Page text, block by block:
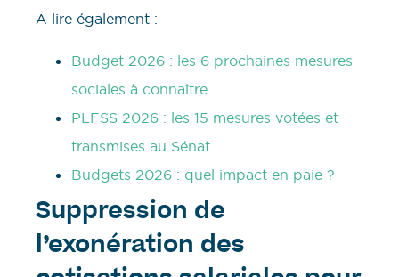
A lire également :
Budget 2026 : les 6 prochaines mesures
sociales à connaître
PLFSS 2026 : les 15 mesures votées et
transmises au Sénat
Budgets 2026 : quel impact en paie ?
Suppression de
l’exonération des